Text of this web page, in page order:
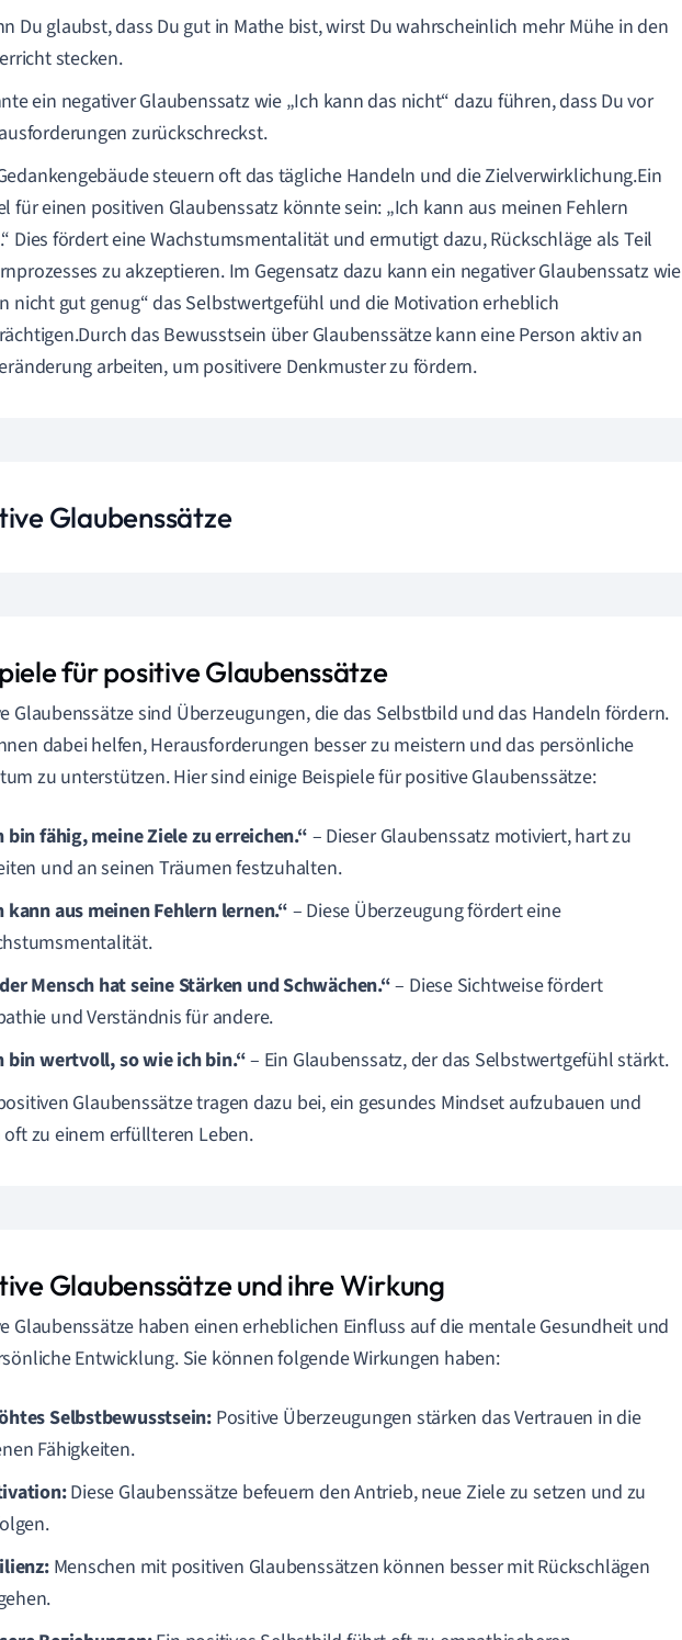
Du glaubst, dass Du gut in Mathe bist, wirst Du wahrscheinlich mehr Mühe in den
stecken.
ein negativer Glaubenssatz wie „Ich kann das nicht“ dazu führen, dass Du vor
zurückschreckst.
steuern oft das tägliche Handeln und die Zielverwirklichung.Ein
für einen positiven Glaubenssatz könnte sein: „Ich kann aus meinen Fehlern
Dies fördert eine Wachstumsmentalität und ermutigt dazu, Rückschläge als Teil
zu akzeptieren. Im Gegensatz dazu kann ein negativer Glaubenssatz wie
nicht gut genug“ das Selbstwertgefühl und die Motivation erheblich
das Bewusstsein über Glaubenssätze kann eine Person aktiv an
arbeiten, um positivere Denkmuster zu fördern.
Glaubenssätze
für positive Glaubenssätze
Glaubenssätze sind Überzeugungen, die das Selbstbild und das Handeln fördern.
dabei helfen, Herausforderungen besser zu meistern und das persönliche
zu unterstützen. Hier sind einige Beispiele für positive Glaubenssätze:
bin fähig, meine Ziele zu erreichen.“ – Dieser Glaubenssatz motiviert, hart zu
und an seinen Träumen festzuhalten.
kann aus meinen Fehlern lernen.“ – Diese Überzeugung fördert eine
Mensch hat seine Stärken und Schwächen.“– Diese Sichtweise fördert
und Verständnis für andere.
bin wertvoll, so wie ich bin.“– Ein Glaubenssatz, der das Selbstwertgefühl stärkt.
Glaubenssätze tragen dazu bei, ein gesundes Mindset aufzubauen und
zu einem erfüllteren Leben.
Glaubenssätze und ihre Wirkung
Glaubenssätze haben einen erheblichen Einfluss auf die mentale Gesundheit und
Entwicklung. Sie können folgende Wirkungen haben:
Selbstbewusstsein: Positive Überzeugungen stärken das Vertrauen in die
Fähigkeiten.
Diese Glaubenssätze befeuern den Antrieb, neue Ziele zu setzen und zu
Menschen mit positiven Glaubenssätzen können besser mit Rückschlägen